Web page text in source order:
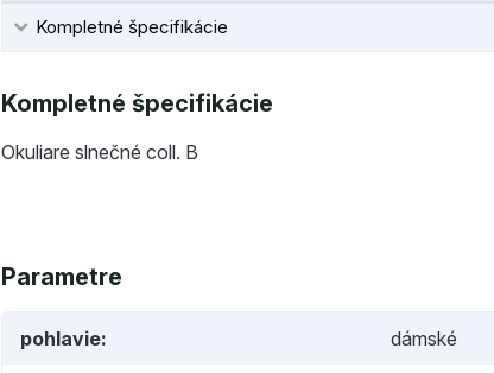
Kompletné špecifikácie
Kompletné špecifikácie
Okuliare slnečné coll. B
Parametre
pohlavie dámské